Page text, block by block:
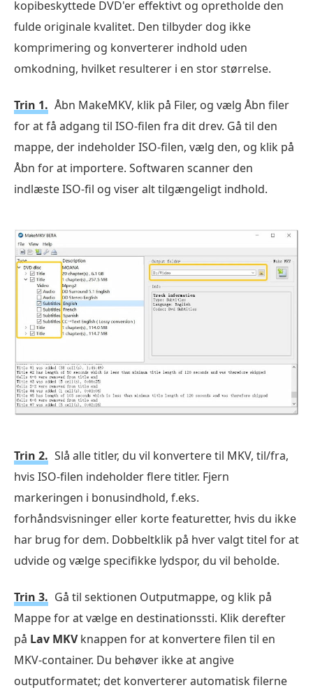
kopibeskyttede DVD'er effektivt og opretholde den
fulde originale kvalitet. Den tilbyder dog ikke
komprimering og konverterer indhold uden
omkodning, hvilket resulterer i en stor størrelse.
Trin 1. Åbn MakeMKV, klik på Filer, og vælg Åbn filer
for at få adgang til ISO-filen fra dit drev. Gå til den
mappe, der indeholder ISO-filen, vælg den, og klik på
Åbn for at importere. Softwaren scanner den
indlæste ISO-fil og viser alt tilgængeligt indhold.
Trin 2. Slå alle titler, du vil konvertere til MKV, til/fra,
hvis ISO-filen indeholder flere titler. Fjern
markeringen i bonusindhold, f.eks.
forhåndsvisninger eller korte featuretter, hvis du ikke
har brug for dem. Dobbeltklik på hver valgt titel for at
udvide og vælge specifikke lydspor, du vil beholde.
Trin 3. Gå til sektionen Outputmappe, og klik på
Mappe for at vælge en destinationssti. Klik derefter
på Lav MKVknappen for at konvertere filen til en
MKV-container. Du behøver ikke at angive
outputformatet; det konverterer automatisk filerne